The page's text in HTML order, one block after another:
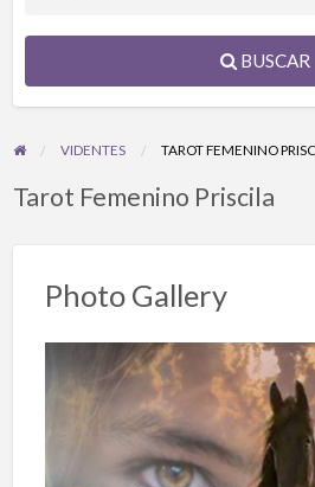
BUSCAR
VIDENTES TAROT FEMENINO
Tarot Femenino Priscila
Photo Gallery